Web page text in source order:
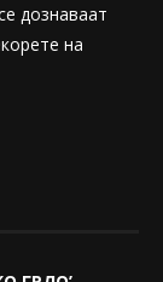
дознаваат
на